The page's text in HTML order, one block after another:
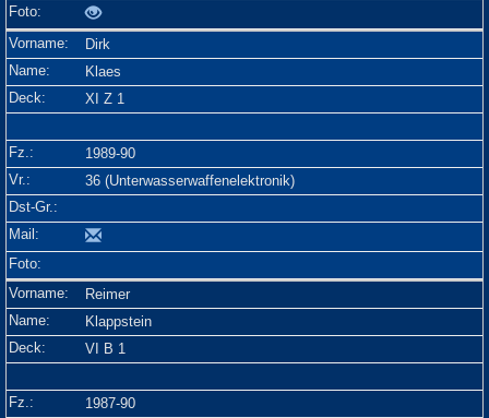
Dirk
Klaes
XI Z 1
1989-90
36 (Unterwasserwaffenelektronik)
Reimer
Klappstein
VI B 1
1987-90